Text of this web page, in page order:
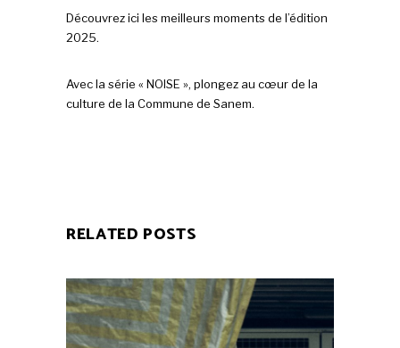
Découvrez ici les meilleurs moments de l’édition
2025.
Avec la série « NOISE », plongez au cœur de la
culture de la Commune de Sanem.
RELATED POSTS